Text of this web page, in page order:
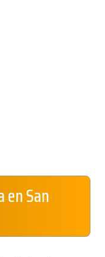
en San